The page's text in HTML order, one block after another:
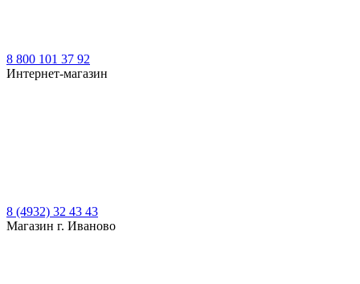
8 800 101 37 92
Интернет-магазин
8 (4932) 32 43 43
Магазин г. Иваново